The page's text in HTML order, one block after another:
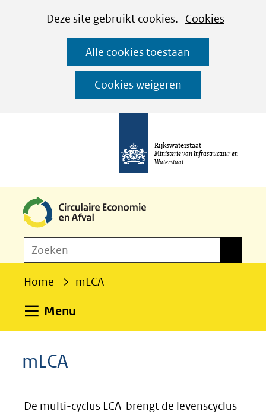
CookiesDeze site gebruikt cookies. Cookies
worden
toegestaan
geweigerd.
Alle cookies toestaan
Cookies weigeren
Ga
naar
de
inhoud
Rijkswaterstaat
Ministerie van Infrastructuur en
Waterstaat
o
Zoeken
Home mLCA
Menu
mLCA
De multi-cyclus LCA brengt de levenscyclus